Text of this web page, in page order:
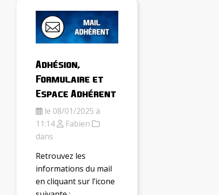
Adhésion,
Formulaire et
Espace Adhérent
le 08/01/2025 à
11:14
Fabien
dans
Retrouvez les
informations du mail
en cliquant sur l’icone